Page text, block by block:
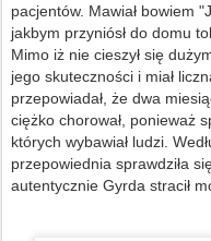
pacjentów. Mawiał bowiem
jakbym przyniósł do domu
Mimo iż nie cieszył się
jego skuteczności i miał
przepowiadał, że dwa
ciężko chorował, ponieważ
których wybawiał ludzi.
przepowiednia sprawdziła
autentycznie Gyrda stracił